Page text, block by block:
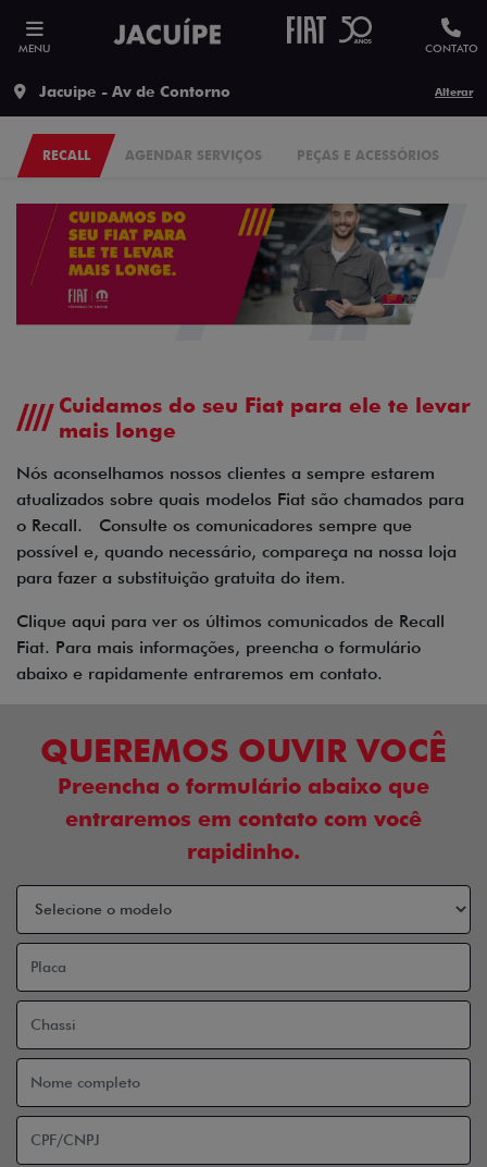
MENU CONTATO
Jacuipe - Av de Contorno Alterar
AGENDAR SERVIÇOS PEÇAS E ACESSÓRIOS
RECALL
Cuidamos do seu Fiat para ele te levar
mais longe
Nós aconselhamos nossos clientes a sempre estarem
atualizados sobre quais modelos Fiat são chamados para
o Recall. Consulte os comunicadores sempre que
possível e, quando necessário, compareça na nossa loja
para fazer a substituição gratuita do item.
Clique aqui para ver os últimos comunicados de Recall
Fiat. Para mais informações, preencha o formulário
abaixo e rapidamente entraremos em contato.
QUEREMOS OUVIR VOCÊ
Preencha o formulário abaixo que
entraremos em contato com você
rapidinho.